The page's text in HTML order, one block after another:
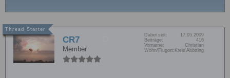
CR7
Member
Dabei seit:
17.05.2009
Beiträge:
416
Vorname:
Christian
Wohn/Flugort: Kreis Altötting